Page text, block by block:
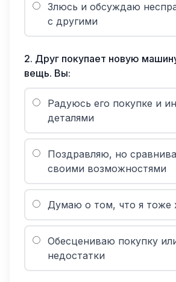
Злюсь и обсуждаю
с другими
2. Друг покупает новую
вещь. Вы:
Радуюсь его покупке и
деталями
Поздравляю, но
своими возможностями
Думаю о том, что я тоже
Обесцениваю покупку
недостатки